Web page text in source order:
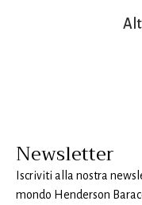
Newsletter
Iscriviti alla nostra
mondo Henderson